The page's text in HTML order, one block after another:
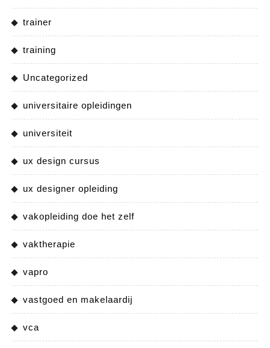
trainer
training
Uncategorized
universitaire opleidingen
universiteit
ux design cursus
ux designer opleiding
vakopleiding doe het zelf
vaktherapie
vapro
vastgoed en makelaardij
vca